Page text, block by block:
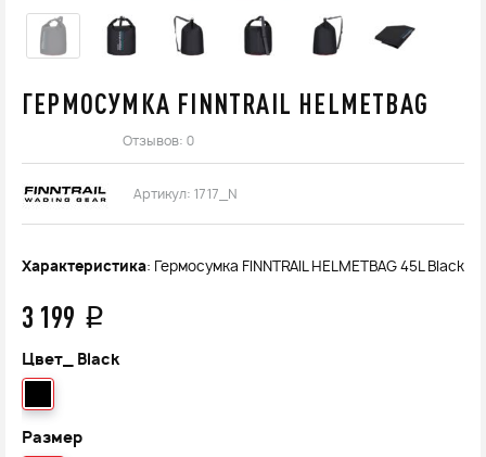
ГЕРМОСУМКА FINNTRAIL HELMETBAG
Отзывов: 0
Артикул: 1717_N
Характеристика: Гермосумка FINNTRAIL HELMETBAG 45L Black
3 199 q
Цвет_ Black
Размер